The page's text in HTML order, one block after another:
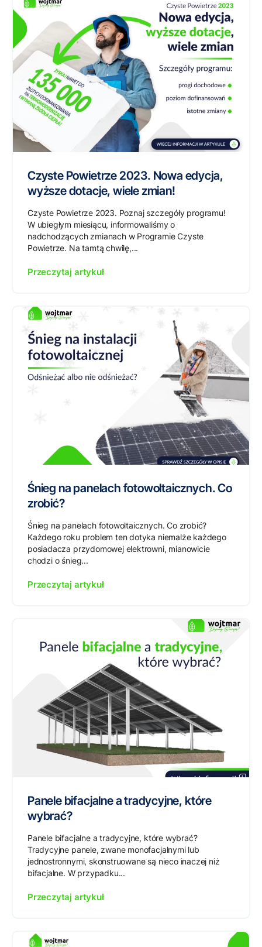
Czyste Powietrze 2023. Nowa edycja,
wyższe dotacje, wiele zmian!
Czyste Powietrze 2023. Poznaj szczegóły programu!
W ubiegłym miesiącu, informowaliśmy o
nadchodzących zmianach w Programie Czyste
Powietrze. Na tamtą chwilę,...
Przeczytaj artykuł
Śnieg na panelach fotowoltaicznych. Co
zrobić?
Śnieg na panelach fotowoltaicznych. Co zrobić?
Każdego roku problem ten dotyka niemalże każdego
posiadacza przydomowej elektrowni, mianowicie
chodzi o śnieg...
Przeczytaj artykuł
Panele bifacjalne a tradycyjne, które
wybrać?
Panele bifacjalne a tradycyjne, które wybrać?
Tradycyjne panele, zwane monofacjalnymi lub
jednostronnymi, skonstruowane są nieco inaczej niż
bifacjalne. W przypadku...
Przeczytaj artykuł